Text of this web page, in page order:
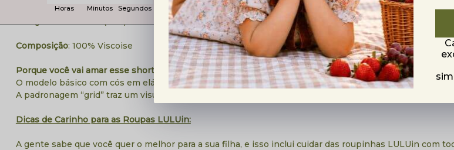
Ref: 332564
Composição: 100% Viscoise
Porque você vai amar esse short?
O modelo básico com cós em elástico garante liberdade total nos movimentos — ideal para brincar,
A padronagem “grid” traz um visual moderno e minimalista, fácil de compor com blusas estampadas ou
Dicas de Carinho para as Roupas LULUin:
A gente sabe que você quer o melhor para a sua filha, e isso inclui cuidar das roupinhas LULUin com
Horas Minutos Segundos